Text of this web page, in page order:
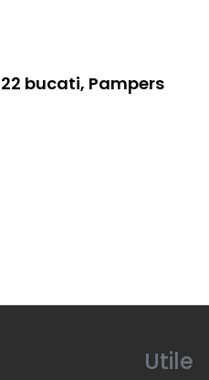
22 bucati, Pampers
Utile